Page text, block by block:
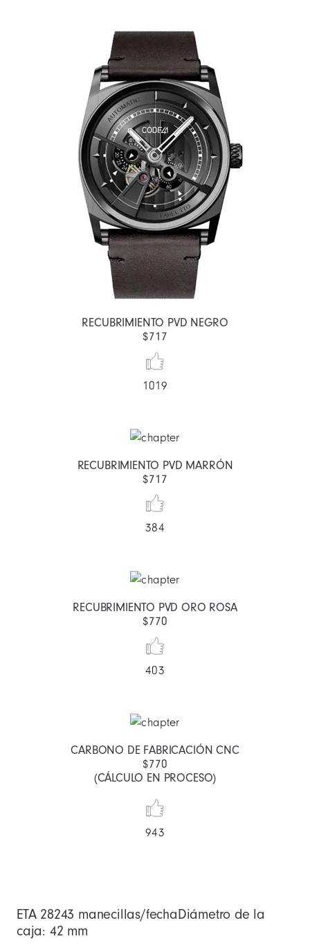
RECUBRIMIENTO PVD NEGRO
$717
1019
RECUBRIMIENTO PVD MARRÓN
$717
384
RECUBRIMIENTO PVD ORO ROSA
$770
403
CARBONO DE FABRICACIÓN CNC
$770
(CÁLCULO EN PROCESO)
943
ETA 28243 manecillas/fechaDiámetro de la
caja: 42 mm